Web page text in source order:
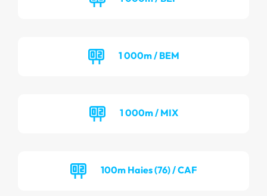
1 000m / BEM
1 000m / MIX
100m Haies (76) / CAF